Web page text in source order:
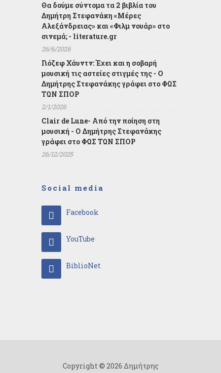
Θα δούμε σύντομα τα 2 βιβλία του
Δημήτρη Στεφανάκη «Μέρες
Αλεξάνδρειας» και «Φιλμ νουάρ» στο
σινεμά; - literature.gr
26/6/2026
Γιόζεφ Χάυντν: Έχει και η σοβαρή
μουσική τις αστείες στιγμές της - Ο
Δημήτρης Στεφανάκης γράφει στο ΦΩΣ
ΤΩΝ ΣΠΟΡ
2/1/2026
Clair de Lune- Από την ποίηση στη
μουσική - Ο Δημήτρης Στεφανάκης
γράφει στο ΦΩΣ ΤΩΝ ΣΠΟΡ
26/12/2025
Social media
Facebook
YouTube
BiblioNet
Copyright © 2026 Δημήτρης